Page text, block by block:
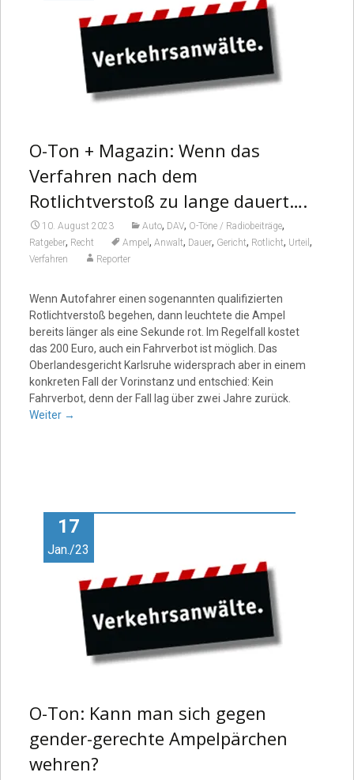
O-Ton + Magazin: Wenn das
Verfahren nach dem
Rotlichtverstoß zu lange dauert….
10. August 2023 Auto, DAV, O-Töne / Radiobeiträge,
Ratgeber, Recht Ampel , Anwalt, Dauer, Gericht, Rotlicht, Urteil ,
Verfahren Reporter
Wenn Autofahrer einen sogenannten qualifizierten
Rotlichtverstoß begehen, dann leuchtete die Ampel
bereits länger als eine Sekunde rot. Im Regelfall kostet
das 200 Euro, auch ein Fahrverbot ist möglich. Das
Oberlandesgericht Karlsruhe widersprach aber in einem
konkreten Fall der Vorinstanz und entschied: Kein
Fahrverbot, denn der Fall lag über zwei Jahre zurück.
Weiter →
17
Jan./23
O-Ton: Kann man sich gegen
gender-gerechte Ampelpärchen
wehren?